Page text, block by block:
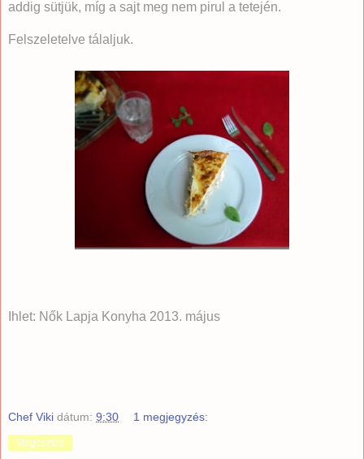
addig sütjük, míg a sajt meg nem pirul a tetején.
Felszeletelve tálaljuk.
Ihlet: Nők Lapja Konyha 2013. május
Chef Viki dátum: 9:30 1 megjegyzés:
Megosztás